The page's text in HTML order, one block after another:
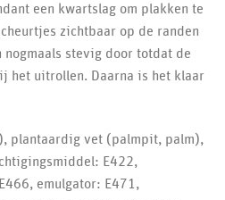
een kwartslag om plakken te
zichtbaar op de randen
nogmaals stevig door totdat de
het uitrollen. Daarna is het klaar
plantaardig vet (palmpit, palm),
E422,
emulgator: E471,